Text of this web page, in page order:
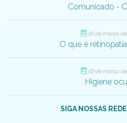
Comunicado -
16 de março
O que é
16 de março
Higiene
SIGA NOSSAS